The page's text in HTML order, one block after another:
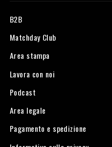
B2B
Matchday Club
Area stampa
Lavora con noi
Podcast
Area legale
Pagamento e spedizione